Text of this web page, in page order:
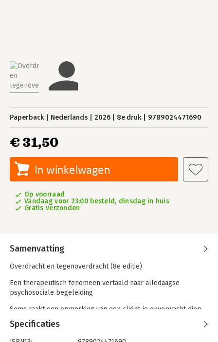
Paperback Nederlands 2026 8e druk 9789024471690
€ 31,50
In winkelwagen
Op voorraad
Vandaag voor 23:00 besteld, dinsdag in huis
Gratis verzonden
Samenvatting
Overdracht en tegenoverdracht (8e editie)
Een therapeutisch fenomeen vertaald naar alledaagse
psychosociale begeleiding
Soms raakt een opmerking van een cliënt je onverwacht diep,
of reageer je sterker dan je zou willen.
Specificaties